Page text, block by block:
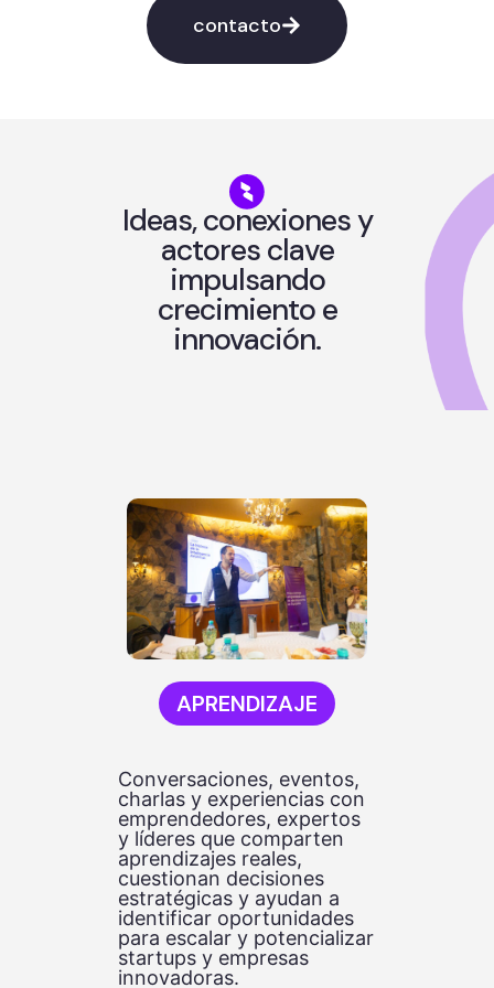
contacto
Ideas, conexiones y
actores clave
impulsando
crecimiento e
innovación.
APRENDIZAJE
Conversaciones, eventos,
charlas y experiencias con
emprendedores, expertos
y líderes que comparten
aprendizajes reales,
cuestionan decisiones
estratégicas y ayudan a
identificar oportunidades
para escalar y potencializar
startups y empresas
innovadoras.